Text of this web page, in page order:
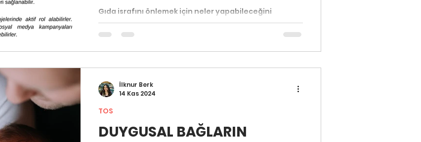
GIDA İSRAFINI ÖNLEMEK
Gıda israfını önlemek için neler yapabileceğini
araştırıp, uyguladığı yöntemleri paylaştık.
#ogretmenkulubu #blog yazısı
DUYGUSAL BAĞLARIN
TOS
İlknur Berk
14 Kas 2024